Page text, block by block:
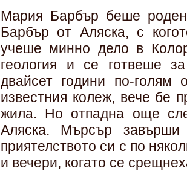
Мария Барбър беше
Барбър от Аляска, с
учеше минно дело в
геология и се готвеше
двайсет години по-
известния колеж, вече бе
жила. Но отпадна още
Аляска. Мърсър
приятелството си с по
и вечери, когато се